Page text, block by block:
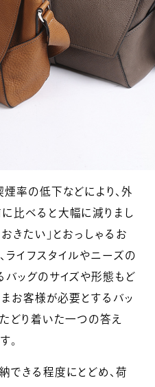
率の低下などにより、外
比べると大幅に減りまし
きたい」とおっしゃるお
ライフスタイルやニーズの
バッグのサイズや形態もど
まお客様が必要とするバッ
どり着いた一つの答え
。
できる程度にとどめ、荷